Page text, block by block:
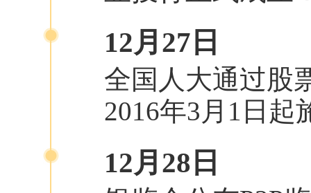
12月27日
全国人大通过股
2016年3月1日起
12月28日